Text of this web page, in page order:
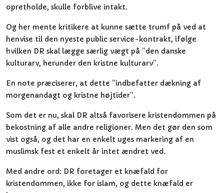
opretholde, skulle forblive intakt.
Og her mente kritikere at kunne sætte trumf på ved at
henvise til den nyeste public service-kontrakt, ifølge
hvilken DR skal lægge særlig vægt på ”den danske
kulturarv, herunder den kristne kulturarv”.
En note præciserer, at dette ”indbefatter dækning af
morgenandagt og kristne højtider”.
Som det er nu, skal DR altså favorisere kristendommen på
bekostning af alle andre religioner. Men det gør den som
vist også, og det har en enkelt uges markering af en
muslimsk fest et enkelt år intet ændret ved.
Med andre ord: DR foretager et knæfald for
kristendommen, ikke for islam, og dette knæfald er